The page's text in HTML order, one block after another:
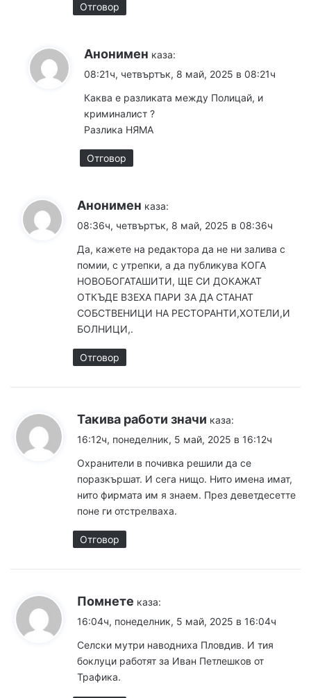
Отговор
Анонимен каза:
08:21ч, четвъртък, 8 май, 2025 в 08:21ч
Каква е разликата между Полицай, и
криминалист ?
Разлика НЯМА
Отговор
Анонимен каза:
08:36ч, четвъртък, 8 май, 2025 в 08:36ч
Да, кажете на редактора да не ни залива с
помии, с утрепки, а да публикува КОГА
НОВОБОГАТАШИТИ, ЩЕ СИ ДОКАЖАТ
ОТКЪДЕ ВЗЕХА ПАРИ ЗА ДА СТАНАТ
СОБСТВЕНИЦИ НА РЕСТОРАНТИ,ХОТЕЛИ,И
БОЛНИЦИ,.
Отговор
Такива работи значи каза:
16:12ч, понеделник, 5 май, 2025 в 16:12ч
Охранители в почивка решили да се
поразкършат. И сега нищо. Нито имена имат,
нито фирмата им я знаем. През деветдесетте
поне ги отстрелваха.
Отговор
Помнете каза:
16:04ч, понеделник, 5 май, 2025 в 16:04ч
Селски мутри наводниха Пловдив. И тия
боклуци работят за Иван Петлешков от
Трафика.